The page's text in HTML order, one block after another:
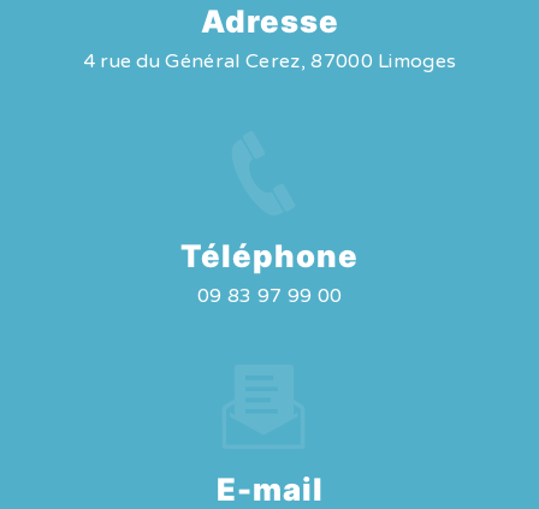
Adresse
4 rue du Général Cerez, 87000 Limoges
Téléphone
09 83 97 99 00
E-mail